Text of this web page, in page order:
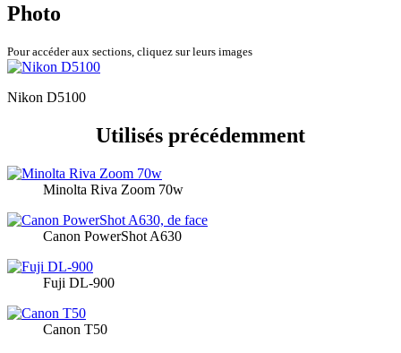
Photo
Pour accéder aux sections, cliquez sur leurs images
Nikon D5100
Utilisés précédemment
Minolta Riva Zoom 70w
Canon PowerShot A630
Fuji DL-900
Canon T50